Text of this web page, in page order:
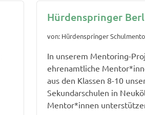
Hürdenspringer
von: Hürdenspringer
In unserem Mentoring-
ehrenamtliche
aus den Klassen 8-10
Sekundarschulen in
Mentor*innen